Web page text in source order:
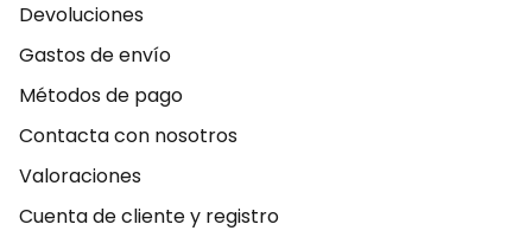
Devoluciones
Gastos de envío
Métodos de pago
Contacta con nosotros
Valoraciones
Cuenta de cliente y registro